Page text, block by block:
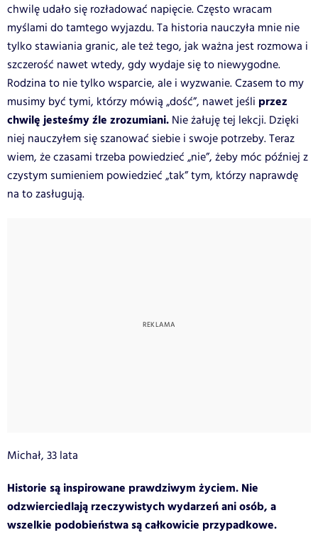
chwilę udało się rozładować napięcie. Często wracam
myślami do tamtego wyjazdu. Ta historia nauczyła mnie nie
tylko stawiania granic, ale też tego, jak ważna jest rozmowa i
szczerość nawet wtedy, gdy wydaje się to niewygodne.
Rodzina to nie tylko wsparcie, ale i wyzwanie. Czasem to my
musimy być tymi, którzy mówią „dość”, nawet jeśli przez
chwilę jesteśmy źle zrozumiani. Nie żałuję tej lekcji. Dzięki
niej nauczyłem się szanować siebie i swoje potrzeby. Teraz
wiem, że czasami trzeba powiedzieć „nie”, żeby móc później z
czystym sumieniem powiedzieć „tak” tym, którzy naprawdę
na to zasługują.
Michał, 33 lata
Historie są inspirowane prawdziwym życiem. Nie
odzwierciedlają rzeczywistych wydarzeń ani osób, a
wszelkie podobieństwa są całkowicie przypadkowe.